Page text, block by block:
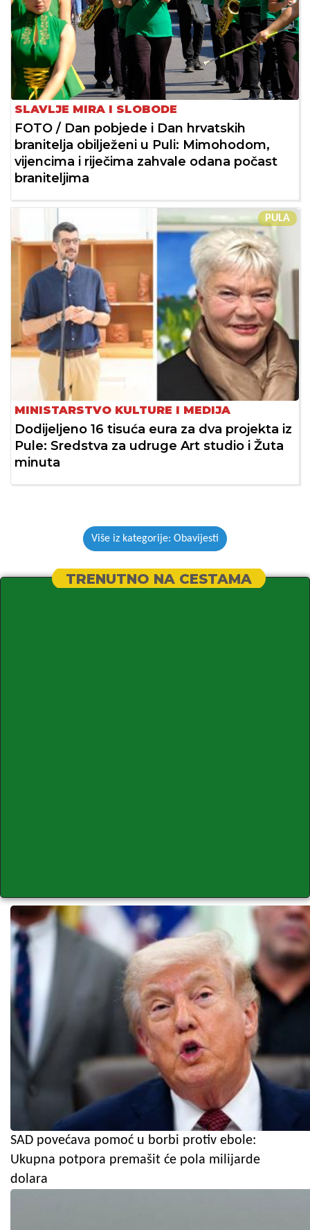
SLAVLJE MIRA I SLOBODE
FOTO / Dan pobjede i Dan hrvatskih
branitelja obilježeni u Puli: Mimohodom,
vijencima i riječima zahvale odana počast
braniteljima
PULA
MINISTARSTVO KULTURE I MEDIJA
Dodijeljeno 16 tisuća eura za dva projekta iz
Pule: Sredstva za udruge Art studio i Žuta
minuta
Više iz kategorije: Obavijesti
TRENUTNO NA CESTAMA
SAD povećava pomoć u borbi protiv ebole:
Ukupna potpora premašit će pola milijarde
dolara